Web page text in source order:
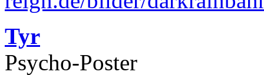
Tyr
Psycho-Poster